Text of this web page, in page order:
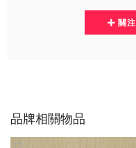
關注
品牌相關物品